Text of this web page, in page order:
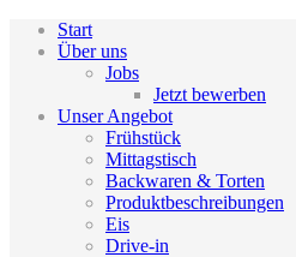
Start
Über uns
Jobs
Jetzt bewerben
Unser Angebot
Frühstück
Mittagstisch
Backwaren & Torten
Produktbeschreibungen
Eis
Drive-in